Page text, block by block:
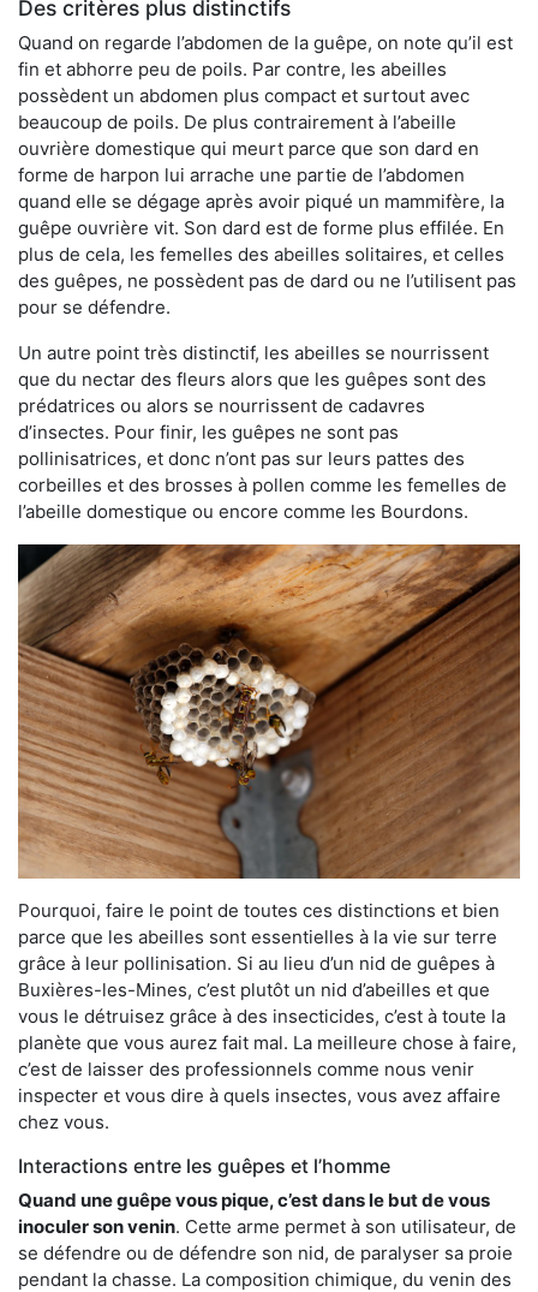
Des critères plus distinctifs
Quand on regarde l’abdomen de la guêpe, on note qu’il est
fin et abhorre peu de poils. Par contre, les abeilles
possèdent un abdomen plus compact et surtout avec
beaucoup de poils. De plus contrairement à l’abeille
ouvrière domestique qui meurt parce que son dard en
forme de harpon lui arrache une partie de l’abdomen
quand elle se dégage après avoir piqué un mammifère, la
guêpe ouvrière vit. Son dard est de forme plus effilée. En
plus de cela, les femelles des abeilles solitaires, et celles
des guêpes, ne possèdent pas de dard ou ne l’utilisent pas
pour se défendre.
Un autre point très distinctif, les abeilles se nourrissent
que du nectar des fleurs alors que les guêpes sont des
prédatrices ou alors se nourrissent de cadavres
d’insectes. Pour finir, les guêpes ne sont pas
pollinisatrices, et donc n’ont pas sur leurs pattes des
corbeilles et des brosses à pollen comme les femelles de
l’abeille domestique ou encore comme les Bourdons.
Pourquoi, faire le point de toutes ces distinctions et bien
parce que les abeilles sont essentielles à la vie sur terre
grâce à leur pollinisation. Si au lieu d’un nid de guêpes à
Buxières-les-Mines, c’est plutôt un nid d’abeilles et que
vous le détruisez grâce à des insecticides, c’est à toute la
planète que vous aurez fait mal. La meilleure chose à faire,
c’est de laisser des professionnels comme nous venir
inspecter et vous dire à quels insectes, vous avez affaire
chez vous.
Interactions entre les guêpes et l’homme
Quand une guêpe vous pique, c’est dans le but de vous
inoculer son venin. Cette arme permet à son utilisateur, de
se défendre ou de défendre son nid, de paralyser sa proie
pendant la chasse. La composition chimique, du venin des